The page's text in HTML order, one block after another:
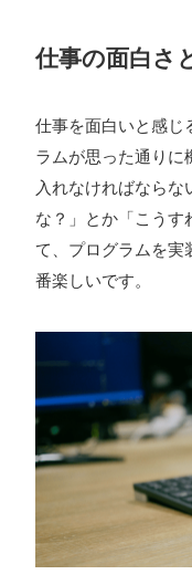
仕事の面白さ
仕事を面白いと感じ
ラムが思った通りに
入れなければなら
な？」とか「こうす
て、プログラムを実
番楽しいです。